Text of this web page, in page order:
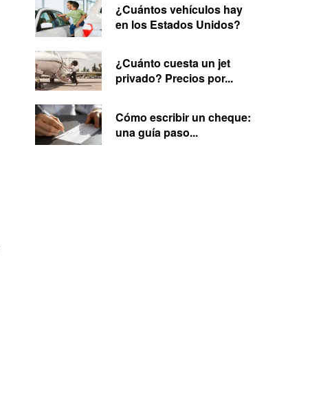
¿Cuántos vehículos hay
en los Estados Unidos?
¿Cuánto cuesta un jet
privado? Precios por...
Cómo escribir un cheque:
una guía paso...